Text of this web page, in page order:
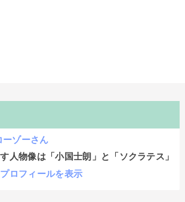
ーゾーさん
人物像は「小国士朗」と「ソクラテス」
ロフィールを表示